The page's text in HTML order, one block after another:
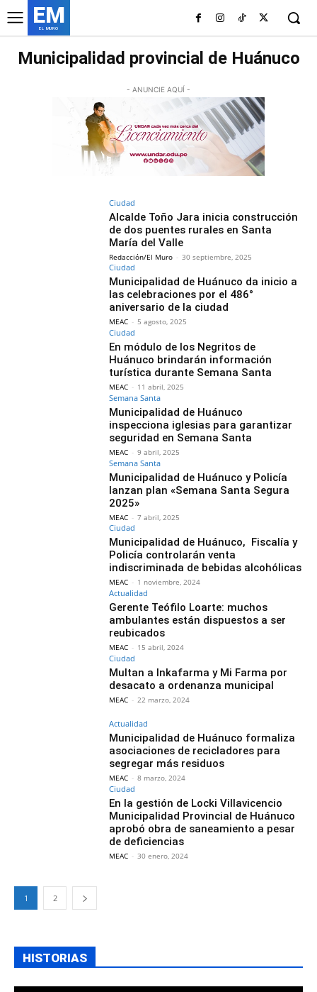
EM
EL MURO
Municipalidad provincial de Huánuco
- ANUNCIE AQUÍ -
Ciudad
Alcalde Toño Jara inicia construcción
de dos puentes rurales en Santa
María del Valle
Redacción/El Muro - 30 septiembre, 2025
Ciudad
Municipalidad de Huánuco da inicio a
las celebraciones por el 486°
aniversario de la ciudad
MEAC - 5 agosto, 2025
Ciudad
En módulo de los Negritos de
Huánuco brindarán información
turística durante Semana Santa
MEAC - 11 abril, 2025
Semana Santa
Municipalidad de Huánuco
inspecciona iglesias para garantizar
seguridad en Semana Santa
MEAC - 9 abril, 2025
Semana Santa
Municipalidad de Huánuco y Policía
lanzan plan «Semana Santa Segura
2025»
MEAC - 7 abril, 2025
Ciudad
Municipalidad de Huánuco, Fiscalía y
Policía controlarán venta
indiscriminada de bebidas alcohólicas
MEAC - 1 noviembre, 2024
Actualidad
Gerente Teófilo Loarte: muchos
ambulantes están dispuestos a ser
reubicados
MEAC - 15 abril, 2024
Ciudad
Multan a Inkafarma y Mi Farma por
desacato a ordenanza municipal
MEAC - 22 marzo, 2024
Actualidad
Municipalidad de Huánuco formaliza
asociaciones de recicladores para
segregar más residuos
MEAC - 8 marzo, 2024
Ciudad
En la gestión de Locki Villavicencio
Municipalidad Provincial de Huánuco
aprobó obra de saneamiento a pesar
de deficiencias
MEAC - 30 enero, 2024
1 2
HISTORIAS